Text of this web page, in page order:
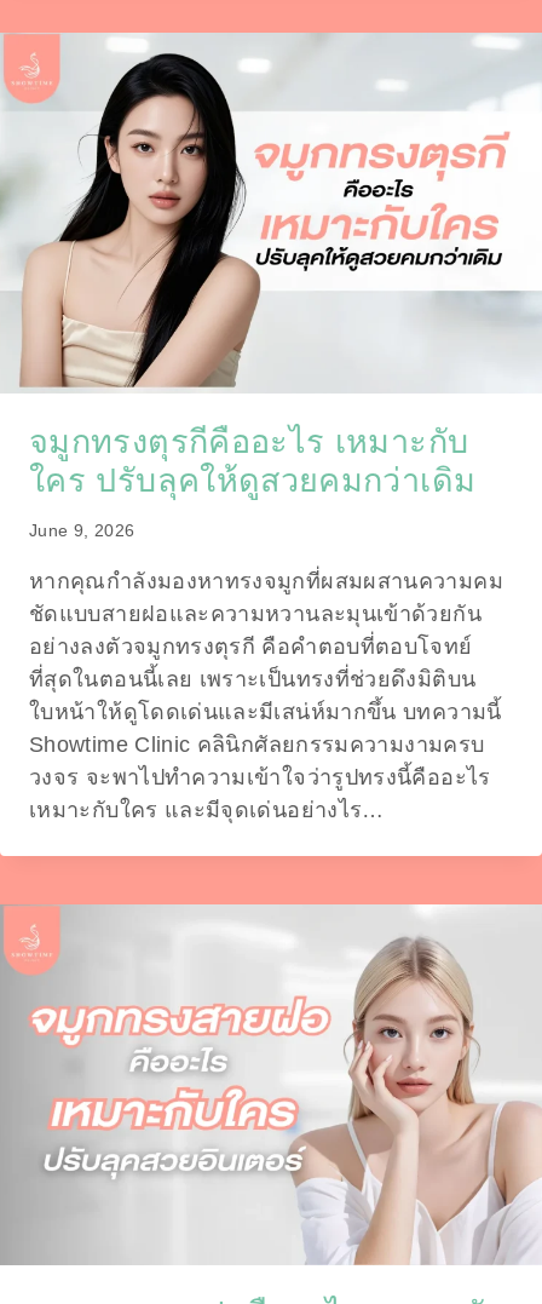
จมูกทรงตุรกีคืออะไร เหมาะกับ
ใคร ปรับลุคให้ดูสวยคมกว่าเดิม
June 9, 2026
หากคุณกำลังมองหาทรงจมูกที่ผสมผสานความคม
ชัดแบบสายฝอและความหวานละมุนเข้าด้วยกัน
อย่างลงตัวจมูกทรงตุรกี คือคำตอบที่ตอบโจทย์
ที่สุดในตอนนี้เลย เพราะเป็นทรงที่ช่วยดึงมิติบน
ใบหน้าให้ดูโดดเด่นและมีเสน่ห์มากขึ้น บทความนี้
Showtime Clinic คลินิกศัลยกรรมความงามครบ
วงจร จะพาไปทำความเข้าใจว่ารูปทรงนี้คืออะไร
เหมาะกับใคร และมีจุดเด่นอย่างไร…